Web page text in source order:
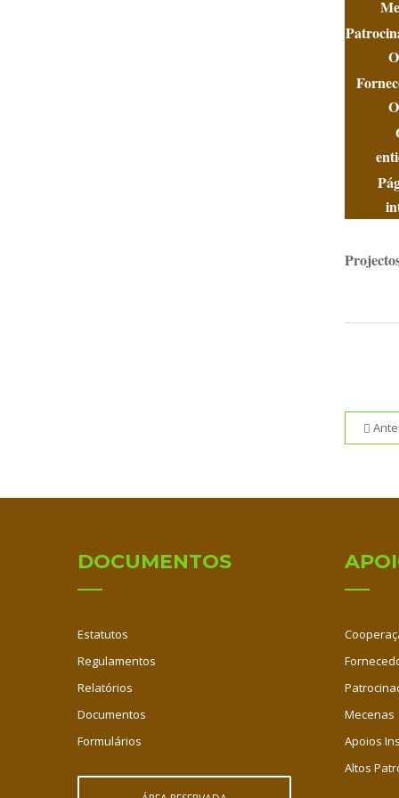
DOCUMENTOS
Estatutos
Regulamentos
Relatórios
Documentos
Formulários
Mecenas
Apoios
Altos